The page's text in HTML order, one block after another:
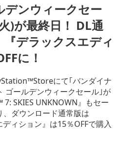
デンウィークセー
)が最終日！ DL通
『デラックスエディ
に！
にて｢バンダイナ
ゴールデンウィークセール｣が
7: SKIES UNKNOWN』もセー
ダウンロード通常版は
ィション』は15％OFFで購入